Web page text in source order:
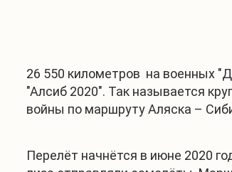
26 550 километров на военных
"Алсиб 2020". Так называется
войны по маршруту Аляска –
Перелёт начнётся в июне 2020